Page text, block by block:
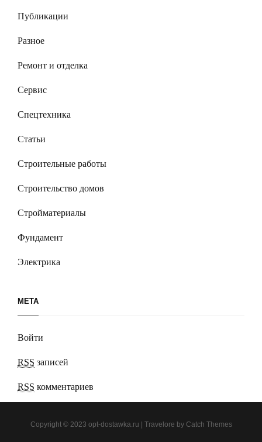
Публикации
Разное
Ремонт и отделка
Сервис
Спецтехника
Статьи
Строительные работы
Строительство домов
Стройматериалы
Фундамент
Электрика
МЕТА
Войти
RSS записей
RSS комментариев
Copyright © 2023 opt-dostawka.ru | Travelore by Catch Themes